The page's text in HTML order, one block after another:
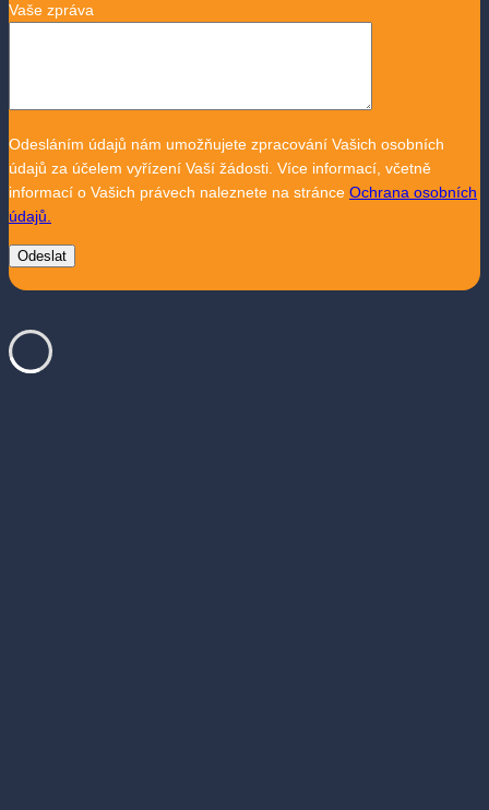
Vaše zpráva
Odesláním údajů nám umožňujete zpracování Vašich osobních
údajů za účelem vyřízení Vaší žádosti. Více informací, včetně
informací o Vašich právech naleznete na stránce Ochrana osobních
údajů.